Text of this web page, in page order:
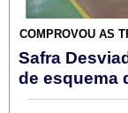
COMPROVOU AS
Safra
de esquema